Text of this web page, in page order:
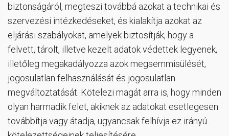
biztonságáról, megteszi továbbá azokat a technikai és
szervezési intézkedéseket, és kialakítja azokat az
eljárási szabályokat, amelyek biztosítják, hogy a
felvett, tárolt, illetve kezelt adatok védettek legyenek,
illetőleg megakadályozza azok megsemmisülését,
jogosulatlan felhasználását és jogosulatlan
megváltoztatását. Kötelezi magát arra is, hogy minden
olyan harmadik felet, akiknek az adatokat esetlegesen
továbbítja vagy átadja, ugyancsak felhívja ez irányú